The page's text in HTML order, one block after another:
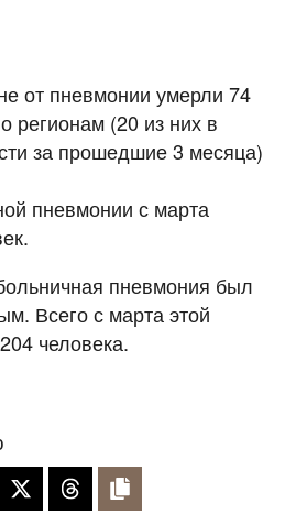
от пневмонии умерли 74
регионам (20 из них в
за прошедшие 3 месяца)
пневмонии с марта
пневмония был
Всего с марта этой
человека.